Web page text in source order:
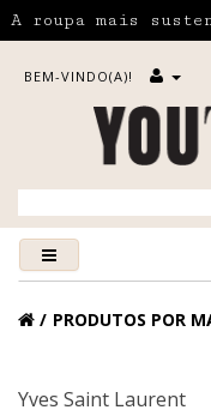
A roupa mais
BEM-VINDO(A)!
PRODUTOS POR
Yves Saint Laurent